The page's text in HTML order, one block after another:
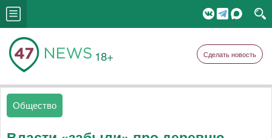
18+ Сделать новость
Общество